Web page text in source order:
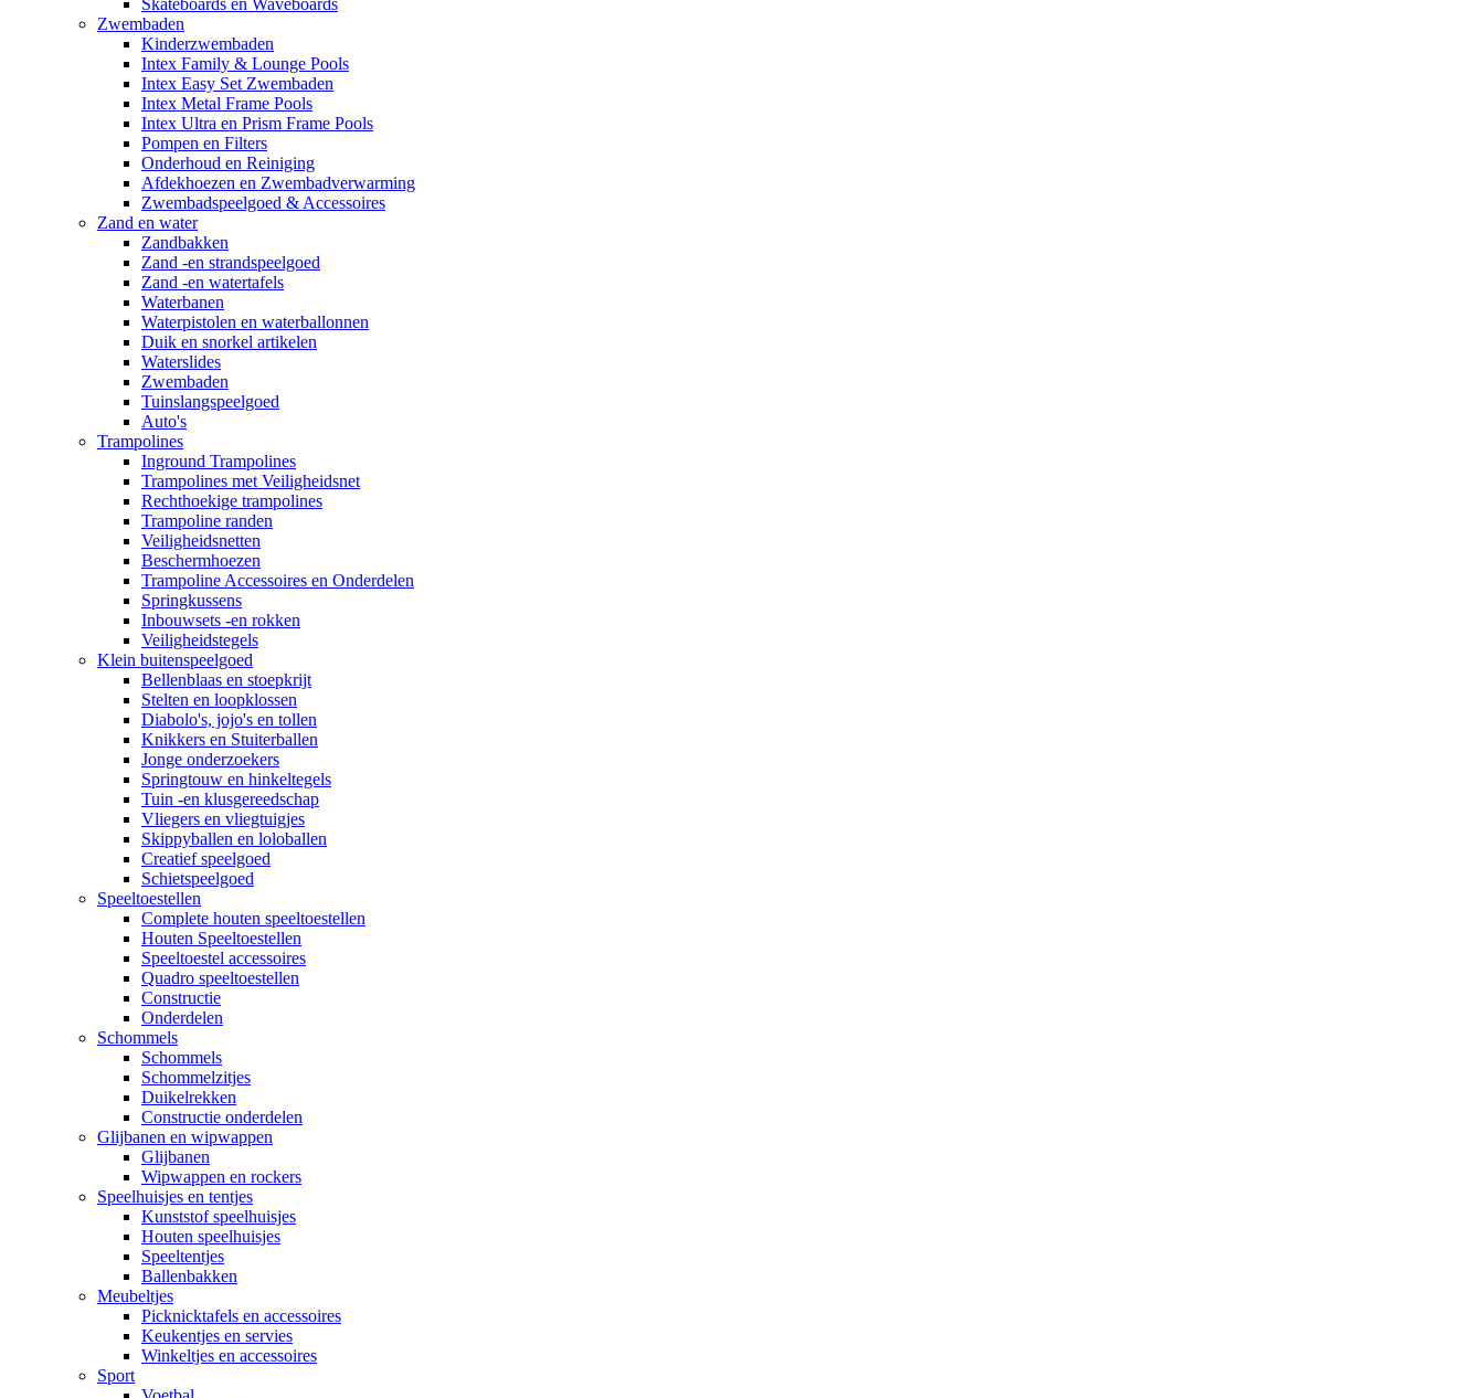
Skateboards en Waveboards
Zwembaden
Kinderzwembaden
Intex Family & Lounge Pools
Intex Easy Set Zwembaden
Intex Metal Frame Pools
Intex Ultra en Prism Frame Pools
Pompen en Filters
Onderhoud en Reiniging
Afdekhoezen en Zwembadverwarming
Zwembadspeelgoed & Accessoires
Zand en water
Zandbakken
Zand -en strandspeelgoed
Zand -en watertafels
Waterbanen
Waterpistolen en waterballonnen
Duik en snorkel artikelen
Waterslides
Zwembaden
Tuinslangspeelgoed
Auto's
Trampolines
Inground Trampolines
Trampolines met Veiligheidsnet
Rechthoekige trampolines
Trampoline randen
Veiligheidsnetten
Beschermhoezen
Trampoline Accessoires en Onderdelen
Springkussens
Inbouwsets -en rokken
Veiligheidstegels
Klein buitenspeelgoed
Bellenblaas en stoepkrijt
Stelten en loopklossen
Diabolo's, jojo's en tollen
Knikkers en Stuiterballen
Jonge onderzoekers
Springtouw en hinkeltegels
Tuin -en klusgereedschap
Vliegers en vliegtuigjes
Skippyballen en loloballen
Creatief speelgoed
Schietspeelgoed
Speeltoestellen
Complete houten speeltoestellen
Houten Speeltoestellen
Speeltoestel accessoires
Quadro speeltoestellen
Constructie
Onderdelen
Schommels
Schommels
Schommelzitjes
Duikelrekken
Constructie onderdelen
Glijbanen en wipwappen
Glijbanen
Wipwappen en rockers
Speelhuisjes en tentjes
Kunststof speelhuisjes
Houten speelhuisjes
Speeltentjes
Ballenbakken
Meubeltjes
Picknicktafels en accessoires
Keukentjes en servies
Winkeltjes en accessoires
Sport